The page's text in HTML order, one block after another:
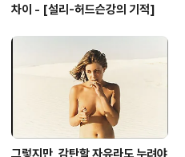
차이 - [설리-허드슨강의 기적]
그렇지만, 감탄할 자유라도 누려야